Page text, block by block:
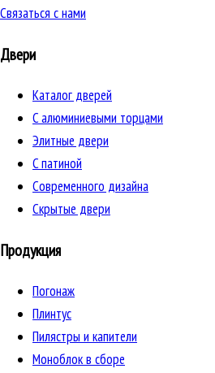
Связаться с нами
Двери
Каталог дверей
C алюминиевыми торцами
Элитные двери
C патиной
Cовременного дизайна
Скрытые двери
Продукция
Погонаж
Плинтус
Пилястры и капители
Моноблок в сборе